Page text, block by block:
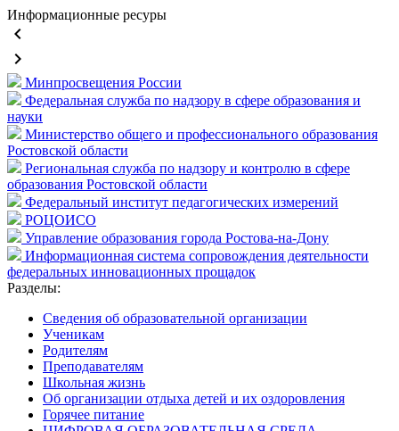
Информационные ресуры
keyboard_arrow_left
keyboard_arrow_right
Минпросвещения России
Федеральная служба по надзору в сфере образования и
науки
Министерство общего и профессионального образования
Ростовской области
Региональная служба по надзору и контролю в сфере
образования Ростовской области
Федеральный институт педагогических измерений
РОЦОИСО
Управление образования города Ростова-на-Дону
Информационная система сопровождения деятельности
федеральных инновационных прощадок
Разделы:
Сведения об образовательной организации
Ученикам
Родителям
Преподавателям
Школьная жизнь
Об организации отдыха детей и их оздоровления
Горячее питание